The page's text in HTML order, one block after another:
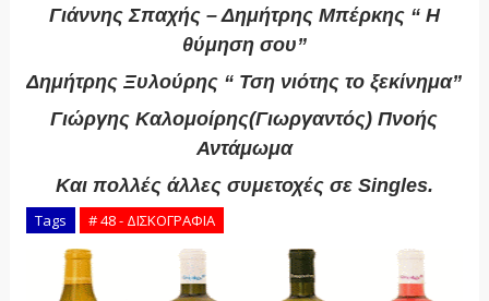
Γιάννης Σπαχής – Δημήτρης Μπέρκης “ Η
θύμηση σου”
Δημήτρης Ξυλούρης “ Τση νιότης το ξεκίνημα”
Γιώργης Καλομοίρης(Γιωργαντός) Πνοής
Αντάμωμα
Και πολλές άλλες συμετοχές σε Singles.
Tags # 48 - ΔΙΣΚΟΓΡΑΦΙΑ